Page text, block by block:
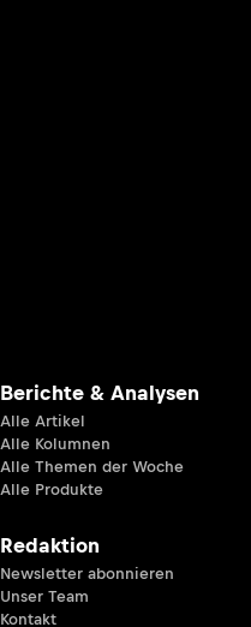
Berichte & Analysen
Alle Artikel
Alle Kolumnen
Alle Themen der Woche
Alle Produkte
Redaktion
Newsletter abonnieren
Unser Team
Kontakt